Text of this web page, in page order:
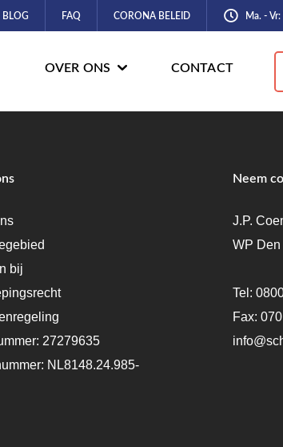
BLOG FAQ CORONA BELEID Ma. -
OVER ONS CONTACT
bij
27279635
NL8148.24.985-
Neem
J.P.
WP Den
Tel:
Fax: